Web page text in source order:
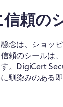
頼の
念は、ショッ
頼のシールは
。DigiCert
馴染みのある